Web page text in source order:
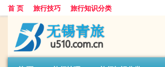
首 页 旅行技巧 旅行知识分类